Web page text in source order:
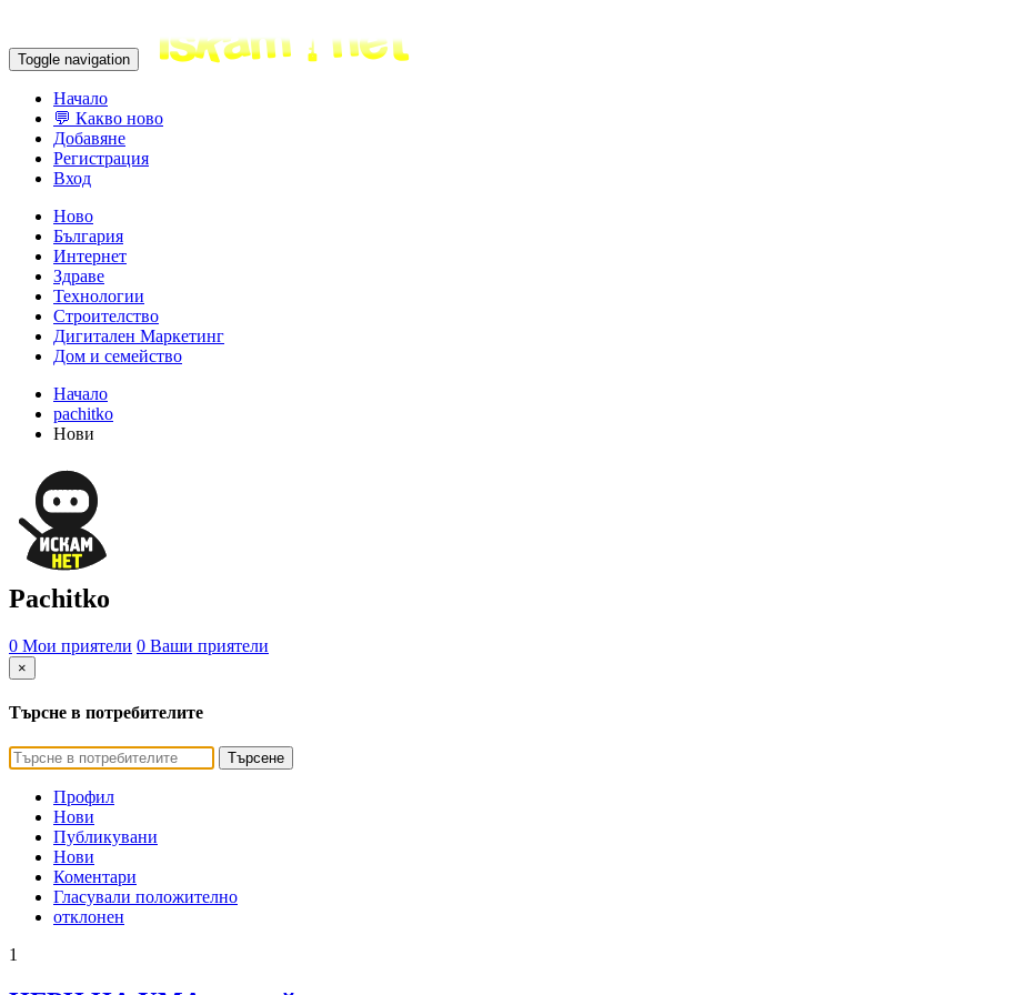
Toggle navigation
Начало
💬 Какво ново
Добавяне
Регистрация
Вход
Ново
България
Интернет
Здраве
Технологии
Строителство
Дигитален Маркетинг
Дом и семейство
Начало
pachitko
Нови
Pachitko
0 Мои приятели 0 Ваши приятели
×
Търсне в потребителите
Търсене
Профил
Нови
Публикувани
Нови
Коментари
Гласували положително
отклонен
1